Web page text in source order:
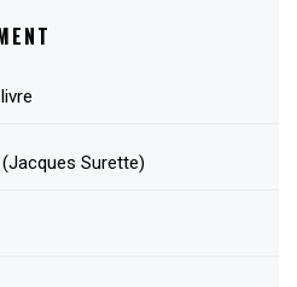
Surette)